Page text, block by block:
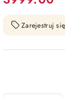
Zarejestruj